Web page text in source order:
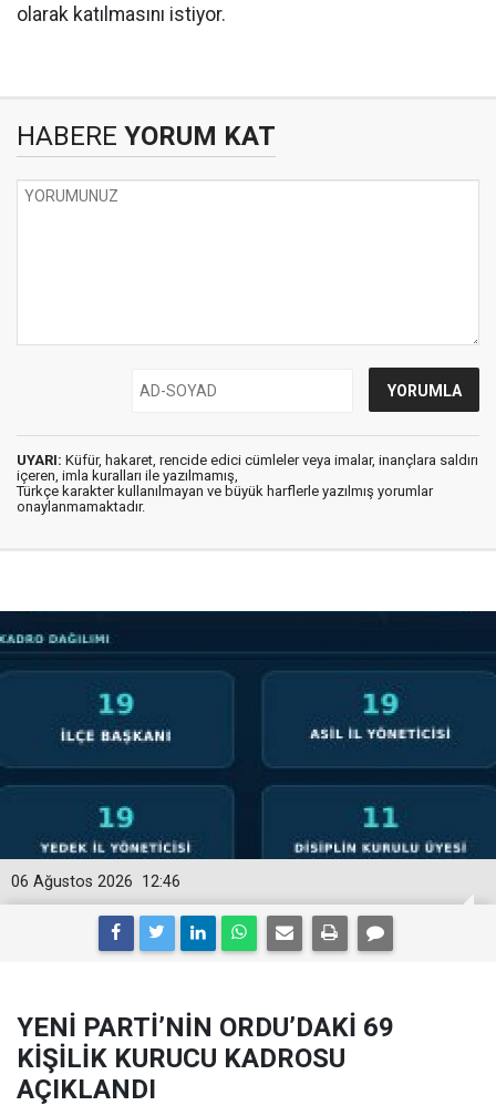
olarak katılmasını istiyor.
HABERE YORUM KAT
UYARI: Küfür, hakaret, rencide edici cümleler veya imalar, inançlara saldırı
içeren, imla kuralları ile yazılmamış,
Türkçe karakter kullanılmayan ve büyük harflerle yazılmış yorumlar
onaylanmamaktadır.
12:46
06 Ağustos 2026
YENİ PARTİ’NİN ORDU’DAKİ 69
KİŞİLİK KURUCU KADROSU
AÇIKLANDI